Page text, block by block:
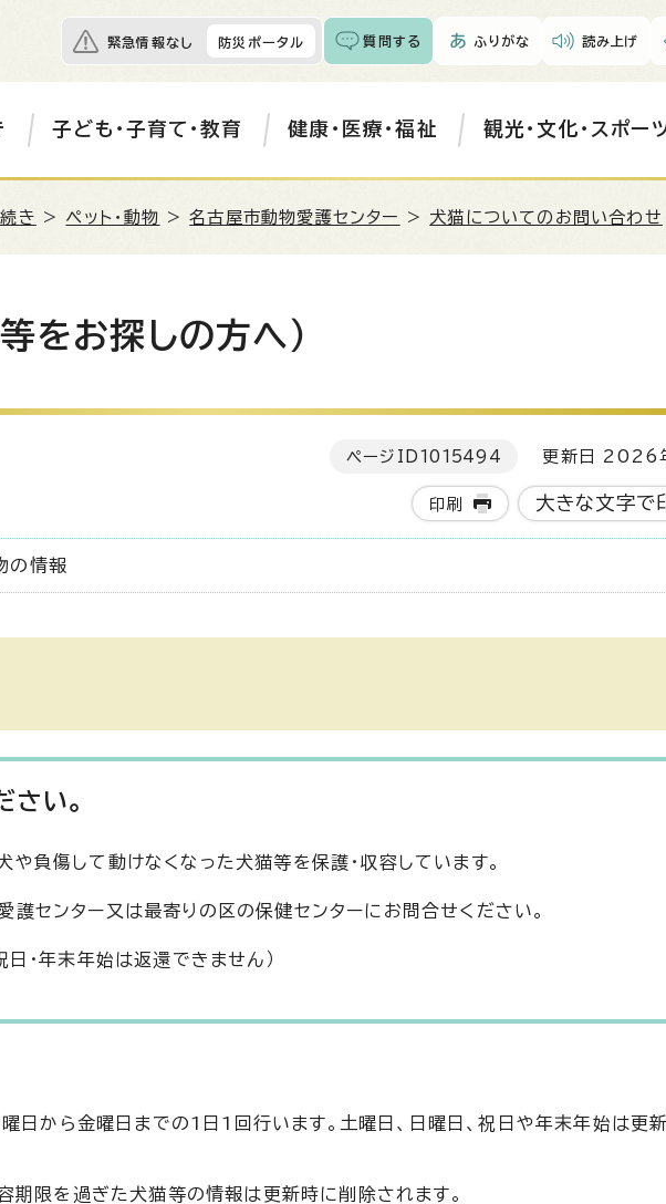
緊急情報なし 防災ポータル 質問する ふりがな 読み上げ
子ども・子育て・教育 健康・医療・福祉 観光・文化・スポー
続き > ペット・動物 >名古屋市動物愛護センター > 犬猫についてのお問い合わせ
をお探しの方へ）
ページID 1015494 更新日 2026
印刷 大きな文字で
の情報
い。
負傷して動けなくなった犬猫等を保護・収容しています。
護センター又は最寄りの区の保健センターにお問合せください。
日・年末年始は返還できません）
日から金曜日までの1日1回行います。土曜日、日曜日、祝日や年末年始は更
期限を過ぎた犬猫等の情報は更新時に削除されます。